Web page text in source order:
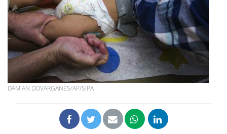
DAMIAN DOVARGANES/AP/SIPA